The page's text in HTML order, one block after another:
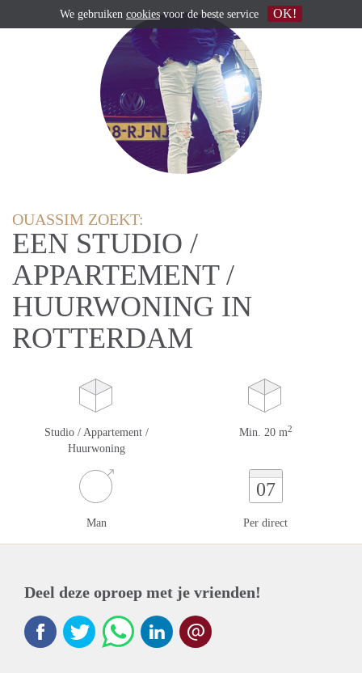
OUASSIM ZOEKT:
EEN STUDIO /
APPARTEMENT /
HUURWONING IN
ROTTERDAM
Studio / Appartement /
Huurwoning
Min. 20 m2
Man
07
Per direct
Deel deze oproep met je vrienden!
We gebruiken cookies voor de beste service OK!